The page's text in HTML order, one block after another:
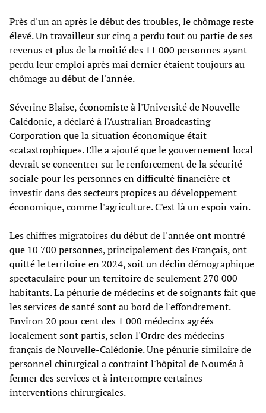
Près d'un an après le début des troubles, le chômage reste
élevé. Un travailleur sur cinq a perdu tout ou partie de ses
revenus et plus de la moitié des 11 000 personnes ayant
perdu leur emploi après mai dernier étaient toujours au
chômage au début de l'année.
Séverine Blaise, économiste à l'Université de Nouvelle-
Calédonie, a déclaré à l'Australian Broadcasting
Corporation que la situation économique était
«catastrophique». Elle a ajouté que le gouvernement local
devrait se concentrer sur le renforcement de la sécurité
sociale pour les personnes en difficulté financière et
investir dans des secteurs propices au développement
économique, comme l'agriculture. C'est là un espoir vain.
Les chiffres migratoires du début de l'année ont montré
que 10 700 personnes, principalement des Français, ont
quitté le territoire en 2024, soit un déclin démographique
spectaculaire pour un territoire de seulement 270 000
habitants. La pénurie de médecins et de soignants fait que
les services de santé sont au bord de l'effondrement.
Environ 20 pour cent des 1 000 médecins agréés
localement sont partis, selon l'Ordre des médecins
français de Nouvelle-Calédonie. Une pénurie similaire de
personnel chirurgical a contraint l'hôpital de Nouméa à
fermer des services et à interrompre certaines
interventions chirurgicales.